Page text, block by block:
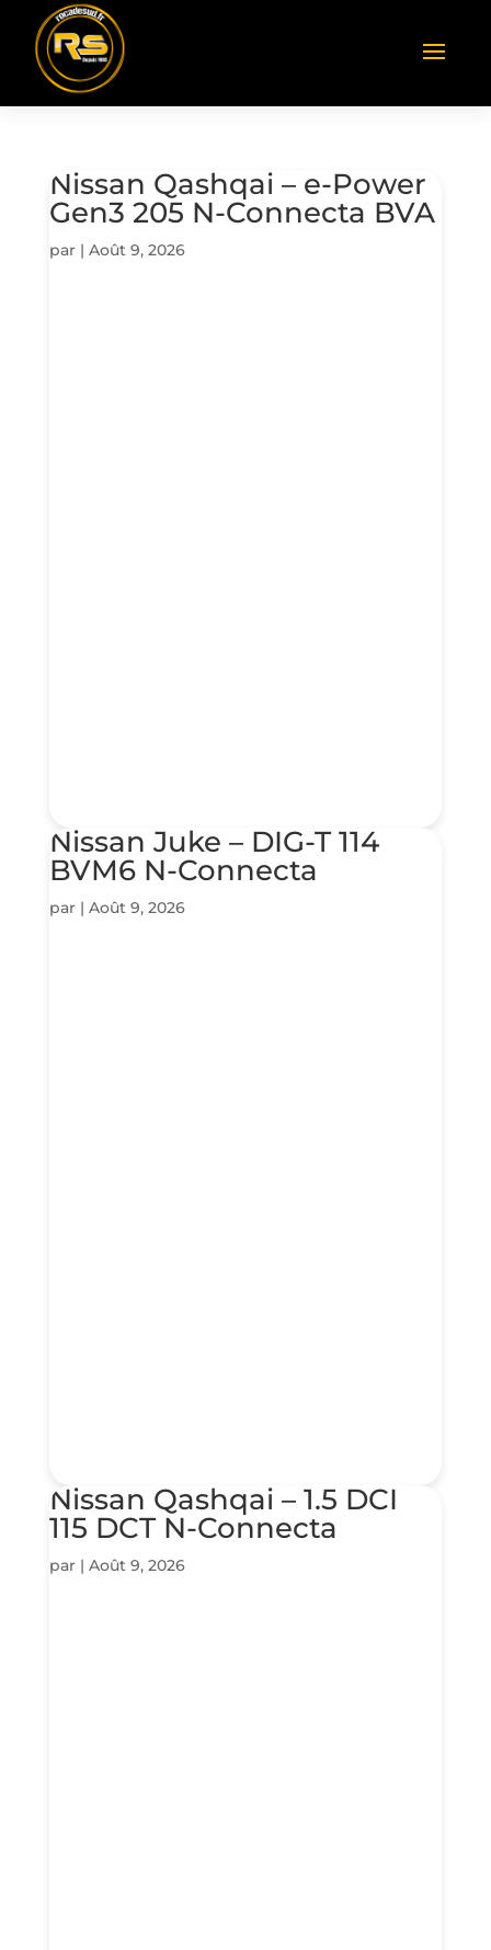
Nissan Qashqai – e-Power
Gen3 205 N-Connecta BVA
par | Août 9, 2026
Nissan Juke – DIG-T 114
BVM6 N-Connecta
par | Août 9, 2026
Nissan Qashqai – 1.5 DCI
115 DCT N-Connecta
par | Août 9, 2026